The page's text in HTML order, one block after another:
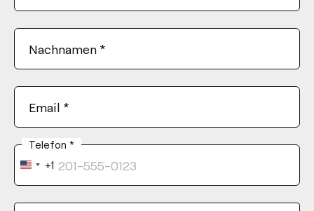
Nachnamen *
Email *
Telefon *
United
States
+1